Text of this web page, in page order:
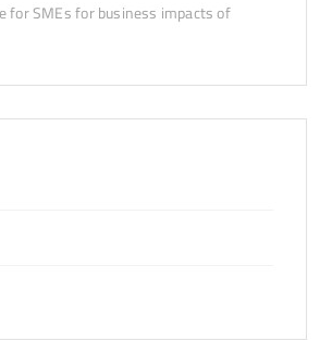
for SMEs for business impacts of